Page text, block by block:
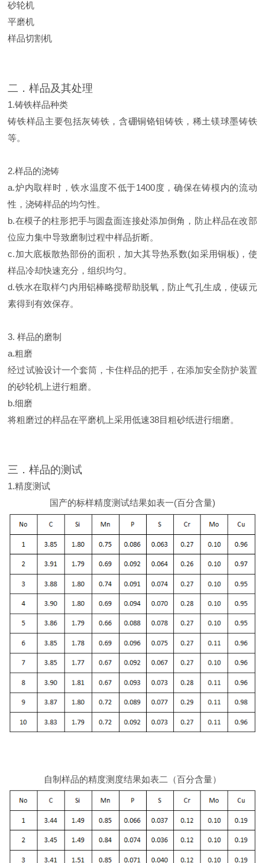
砂轮机
平磨机
样品切割机
二．样品及其处理
1.铸铁样品种类
铸铁样品主要包括灰铸铁，含硼铜铬钼铸铁，稀土镁球墨铸铁
等。
2.样品的浇铸
a.炉内取样时，铁水温度不低于1400度，确保在铸模内的流动
性，浇铸样品的均匀性。
b.在模子的柱形把手与圆盘面连接处添加倒角，防止样品在改部
位应力集中导致磨制过程中样品折断。
c.加大底板散热部份的面积，加大其导热系数(如采用铜板)，使
样品冷却快速充分，组织均匀。
d.铁水在取样勺内用铝棒略搅帮助脱氧，防止气孔生成，使碳元
素得到有效保存。
3. 样品的磨制
a.粗磨
经过试验设计一个套筒，卡住样品的把手，在添加安全防护装置
的砂轮机上进行粗磨。
b.细磨
将粗磨过的样品在平磨机上采用低速38目粗砂纸进行细磨。
三．样品的测试
1.精度测试
国产的标样精度测试结果如表一(百分含量)
自制样品的精度测度结果如表二（百分含量）